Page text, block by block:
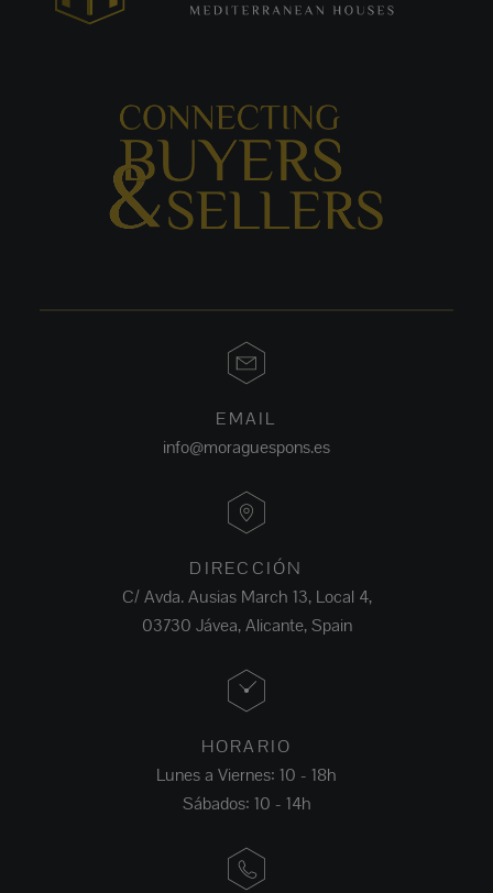
EMAIL
info@moraguespons.es
DIRECCIÓN
C/ Avda. Ausias March 13, Local 4,
03730 Jávea, Alicante, Spain
HORARIO
Lunes a Viernes: 10 - 18h
Sábados: 10 - 14h